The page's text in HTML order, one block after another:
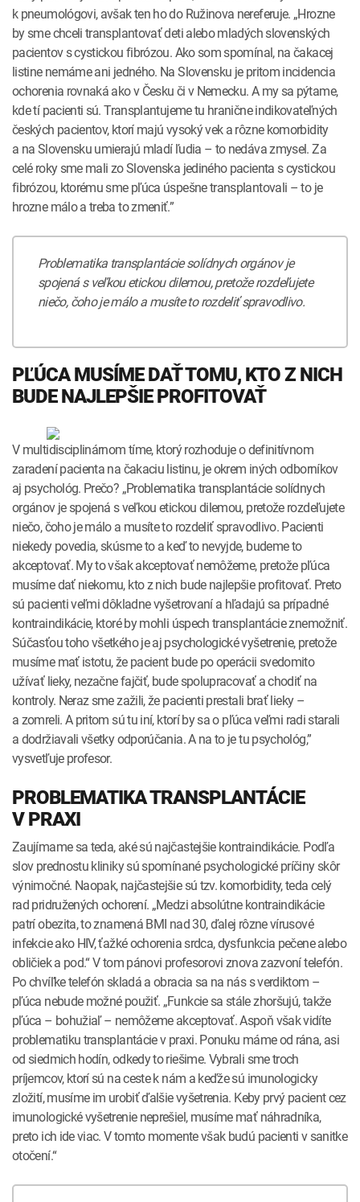
k pneumológovi, avšak ten ho do Ružinova nereferuje. „Hrozne
by sme chceli transplantovať deti alebo mladých slovenských
pacientov s cystickou fibrózou. Ako som spomínal, na čakacej
listine nemáme ani jedného. Na Slovensku je pritom incidencia
ochorenia rovnaká ako v Česku či v Nemecku. A my sa pýtame,
kde tí pacienti sú. Transplantujeme tu hranične indikovateľných
českých pacientov, ktorí majú vysoký vek a rôzne komorbidity
a na Slovensku umierajú mladí ľudia – to nedáva zmysel. Za
celé roky sme mali zo Slovenska jediného pacienta s cystickou
fibrózou, ktorému sme pľúca úspešne transplantovali – to je
hrozne málo a treba to zmeniť.”
Problematika transplantácie solídnych orgánov je
spojená s veľkou etickou dilemou, pretože rozdeľujete
niečo, čoho je málo a musíte to rozdeliť spravodlivo.
PĽÚCA MUSÍME DAŤ TOMU, KTO Z NICH
BUDE NAJLEPŠIE PROFITOVAŤ
V multidisciplinárnom tíme, ktorý rozhoduje o definitívnom
zaradení pacienta na čakaciu listinu, je okrem iných odborníkov
aj psychológ. Prečo? „Problematika transplantácie solídnych
orgánov je spojená s veľkou etickou dilemou, pretože rozdeľujete
niečo, čoho je málo a musíte to rozdeliť spravodlivo. Pacienti
niekedy povedia, skúsme to a keď to nevyjde, budeme to
akceptovať. My to však akceptovať nemôžeme, pretože pľúca
musíme dať niekomu, kto z nich bude najlepšie profitovať. Preto
sú pacienti veľmi dôkladne vyšetrovaní a hľadajú sa prípadné
kontraindikácie, ktoré by mohli úspech transplantácie znemožniť.
Súčasťou toho všetkého je aj psychologické vyšetrenie, pretože
musíme mať istotu, že pacient bude po operácii svedomito
užívať lieky, nezačne fajčiť, bude spolupracovať a chodiť na
kontroly. Neraz sme zažili, že pacienti prestali brať lieky –
a zomreli. A pritom sú tu iní, ktorí by sa o pľúca veľmi radi starali
a dodržiavali všetky odporúčania. A na to je tu psychológ,”
vysvetľuje profesor.
PROBLEMATIKA TRANSPLANTÁCIE
V PRAXI
Zaujímame sa teda, aké sú najčastejšie kontraindikácie. Podľa
slov prednostu kliniky sú spomínané psychologické príčiny skôr
výnimočné. Naopak, najčastejšie sú tzv. komorbidity, teda celý
rad pridružených ochorení. „Medzi absolútne kontraindikácie
patrí obezita, to znamená BMI nad 30, ďalej rôzne vírusové
infekcie ako HIV, ťažké ochorenia srdca, dysfunkcia pečene alebo
obličiek a pod.“ V tom pánovi profesorovi znova zazvoní telefón.
Po chvíľke telefón skladá a obracia sa na nás s verdiktom –
pľúca nebude možné použiť. „Funkcie sa stále zhoršujú, takže
pľúca – bohužiaľ – nemôžeme akceptovať. Aspoň však vidíte
problematiku transplantácie v praxi. Ponuku máme od rána, asi
od siedmich hodín, odkedy to riešime. Vybrali sme troch
príjemcov, ktorí sú na ceste k nám a keďže sú imunologicky
zložití, musíme im urobiť ďalšie vyšetrenia. Keby prvý pacient cez
imunologické vyšetrenie neprešiel, musíme mať náhradníka,
preto ich ide viac. V tomto momente však budú pacienti v sanitke
otočení.“